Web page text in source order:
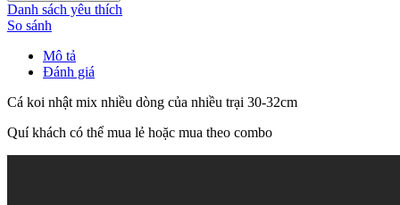
Danh sách yêu thích
So sánh
Mô tả
Đánh giá
Cá koi nhật mix nhiều dòng của nhiều trại 30-32cm
Quí khách có thể mua lẻ hoặc mua theo combo